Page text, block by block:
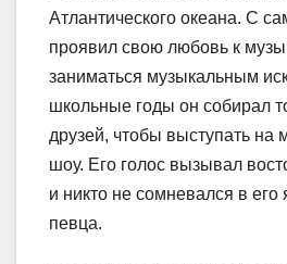
Атлантического океана. С
проявил свою любовь к
заниматься музыкальным
школьные годы он собирал
друзей, чтобы выступать на
шоу. Его голос вызывал
и никто не сомневался в
певца.